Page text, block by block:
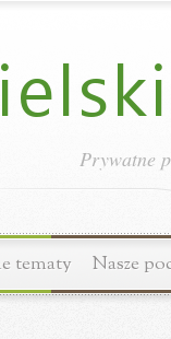
Prywatne
tematy Nasze